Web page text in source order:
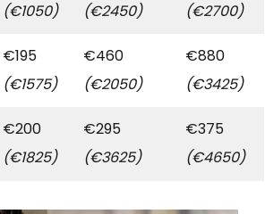
(€1050)
(€2450)
(€2700)
€195
(€1575)
€460
(€2050)
€880
(€3425)
€200
(€1825)
€295
(€3625)
€375
(€4650)